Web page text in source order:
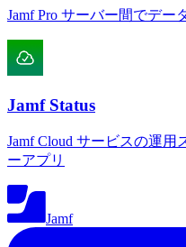
Jamf Pro サーバー間でデー
Jamf Status
Jamf Cloud サービスの運
ーアプリ
Jamf